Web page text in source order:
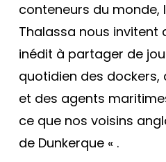
conteneurs du monde,
Thalassa nous invitent
inédit à partager de
quotidien des dockers,
et des agents
ce que nos voisins
de Dunkerque « .